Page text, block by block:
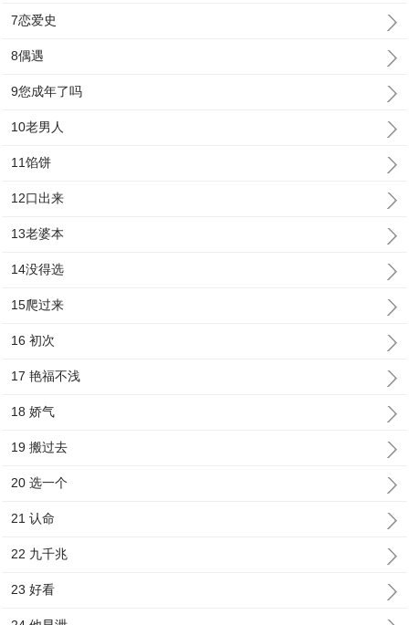
7恋爱史
8偶遇
9您成年了吗
10老男人
11馅饼
12口出来
13老婆本
14没得选
15爬过来
16 初次
17 艳福不浅
18 娇气
19 搬过去
20 选一个
21 认命
22 九千兆
23 好看